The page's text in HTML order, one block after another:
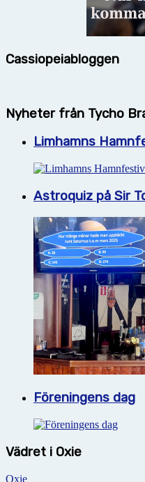
Cassiopeiabloggen
Nyheter från Tycho
Limhamns
Astroquiz på Sir
Föreningens dag
Vädret i Oxie
Oxie